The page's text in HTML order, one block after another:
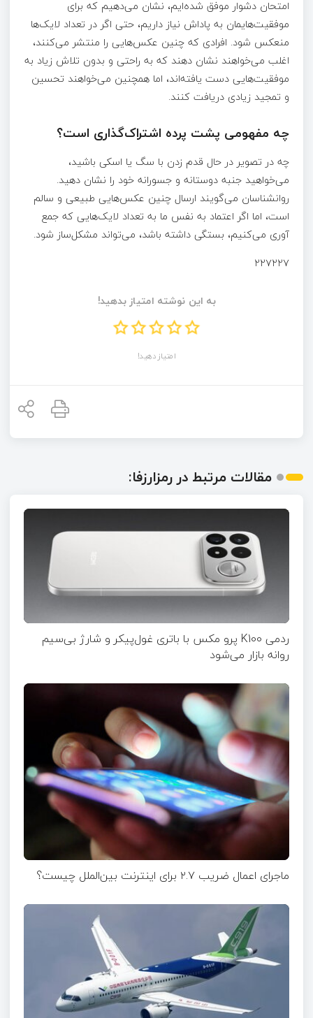
امتحان دشوار موفق شده‌ایم، نشان می‌دهیم که برای
موفقیت‌هایمان به پاداش نیاز داریم، حتی اگر در تعداد لایک‌ها
منعکس شود. افرادی که چنین عکس‌هایی را منتشر می‌کنند،
اغلب می‌خواهند نشان دهند که به راحتی و بدون تلاش زیاد به
موفقیت‌هایی دست یافته‌اند، اما همچنین می‌خواهند تحسین
و تمجید زیادی دریافت کنند.
چه مفهومی پشت پرده اشتراک‌گذاری است؟
چه در تصویر در حال قدم زدن با سگ یا اسکی باشید،
می‌خواهید جنبه دوستانه و جسورانه خود را نشان دهید.
روانشناسان می‌گویند ارسال چنین عکس‌هایی طبیعی و سالم
است، اما اگر اعتماد به نفس ما به تعداد لایک‌هایی که جمع
آوری می‌کنیم، بستگی داشته باشد، می‌تواند مشکل‌ساز شود.
۲۲۷۲۲۷
به این نوشته امتیاز بدهید!
امتیاز دهید!
مقالات مرتبط در رمزارزفا:
ردمی K100 پرو مکس با باتری غول‌پیکر و شارژ بی‌سیم
روانه بازار می‌شود
ماجرای اعمال ضریب ۲.۷ برای اینترنت بین‌الملل چیست؟